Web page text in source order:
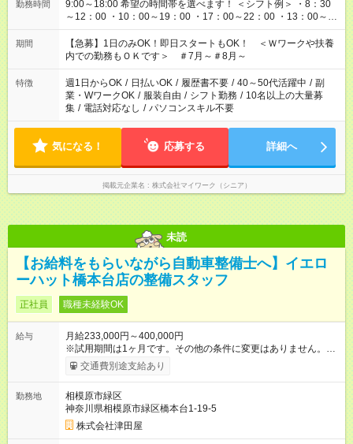
勤務時間
9:00～18:00 希望の時間帯を選べます！ ＜シフト例＞ ・8：30
～12：00 ・10：00～19：00 ・17：00～22：00 ・13：00～
22：00 ・22：00～翌6：00 など
期間
【急募】1日のみOK！即日スタートもOK！ ＜Ｗワークや扶養
内での勤務もＯＫです＞ ＃7月～＃8月～
特徴 週1日からOK / 日払いOK / 履歴書不要 / 40～50代活躍中 / 副
業・WワークOK / 服装自由 / シフト勤務 / 10名以上の大量募
集 / 電話対応なし / パソコンスキル不要
気になる！ 応募する 詳細へ
掲載元企業名 株式会社マイワーク（シニア）
未読
【お給料をもらいながら自動車整備士へ】イエロ
ーハット橋本台店の整備スタッフ
正社員 職種未経験OK
給与
月給233,000円～400,000円
※試用期間は1ヶ月です。その他の条件に変更はありません。
【試用期間】試用期間あり 試用期間の長さ：1ヶ月 雇用形態、
給与は本採用時と同じです。
交通費別途支給あり
勤務地
相模原市緑区
神奈川県相模原市緑区橋本台1-19-5
株式会社津田屋